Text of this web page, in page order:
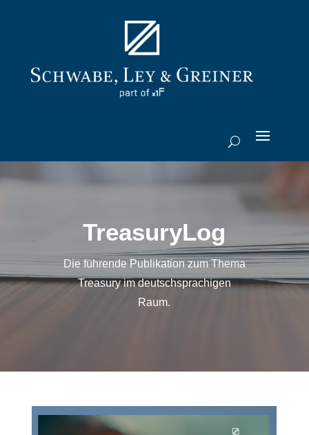
TreasuryLog
Die führende Publikation zum Thema
Treasury im deutschsprachigen
Raum.